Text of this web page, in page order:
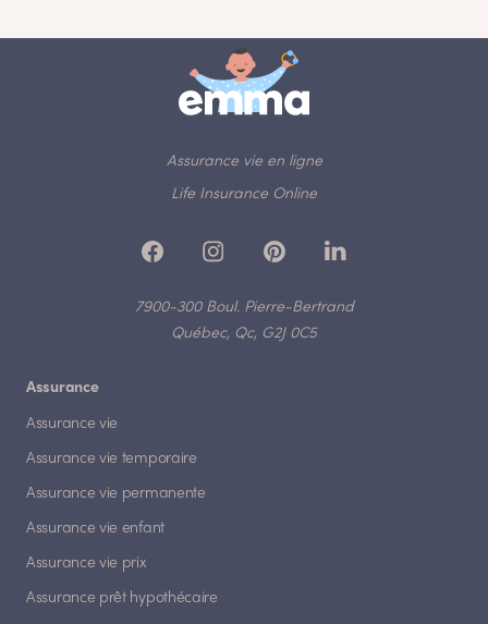
Assurance vie en ligne
Life Insurance Online
7900-300 Boul. Pierre-Bertrand
Québec, Qc, G2J 0C5
Assurance
Assurance vie
Assurance vie temporaire
Assurance vie permanente
Assurance vie enfant
Assurance vie prix
Assurance prêt hypothécaire